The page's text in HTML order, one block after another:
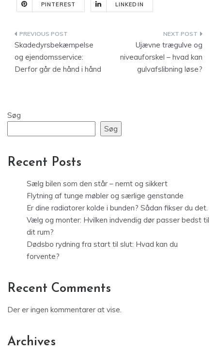
PINTEREST LINKEDIN
Indlægsnavigation
Skadedyrsbekæmpelse
og ejendomsservice:
Derfor går de hånd i hånd
Ujævne trægulve og
niveauforskel – hvad kan
gulvafslibning løse?
Søg
Søg
Recent Posts
Sælg bilen som den står – nemt og sikkert
Flytning af tunge møbler og særlige genstande
Er dine radiatorer kolde i bunden? Sådan fikser du det.
Vælg og monter: Hvilken indvendig dør passer bedst til
dit rum?
Dødsbo rydning fra start til slut: Hvad kan du
forvente?
Recent Comments
Der er ingen kommentarer at vise.
Archives